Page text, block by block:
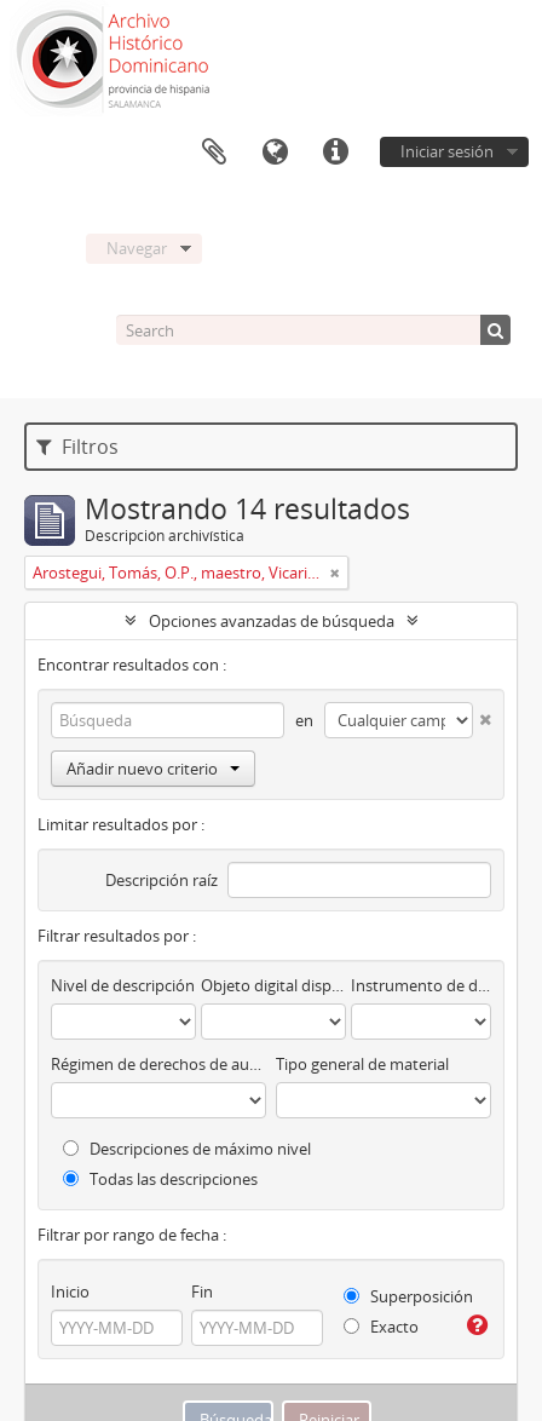
Iniciar sesión
Navegar
Filtros
Mostrando 14 resultados
Descripción archivística
Arostegui, Tomás, O.P., maestro, Vicario Provincia en Galicia y prior de Coruña
Opciones avanzadas de búsqueda
Encontrar resultados con :
en
Añadir nuevo criterio
Limitar resultados por :
Descripción raíz
Filtrar resultados por :
Nivel de descripción Objeto digital disponibles Instrumento de descripción
Régimen de derechos de autor Tipo general de material
Descripciones de máximo nivel
Todas las descripciones
Filtrar por rango de fecha :
Inicio Fin
Superposición
Exacto